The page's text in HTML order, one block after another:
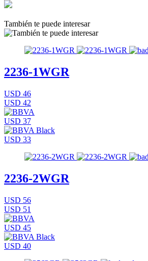
También te puede interesar
2236-1WGR
USD 46
USD 42
USD 37
USD 33
2236-2WGR
USD 56
USD 51
USD 45
USD 40